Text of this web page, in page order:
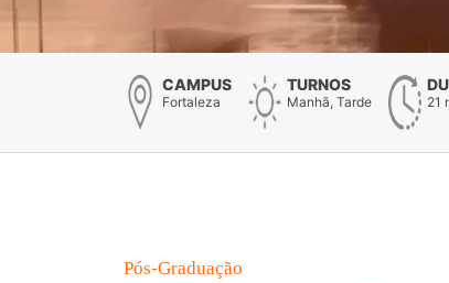
CAMPUS
Fortaleza
TURNOS
Manhã, Tarde 21
Pós-Graduação